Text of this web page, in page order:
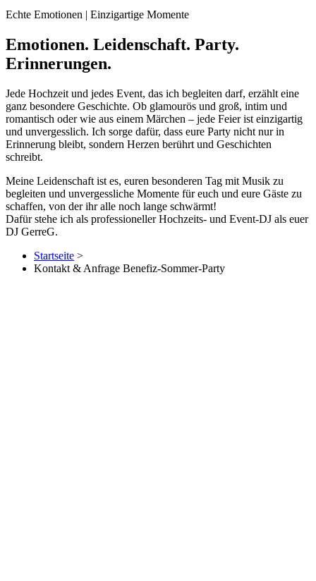
Echte Emotionen | Einzigartige Momente
Emotionen. Leidenschaft. Party.
Erinnerungen.
Jede Hochzeit und jedes Event, das ich begleiten darf, erzählt eine
ganz besondere Geschichte. Ob glamourös und groß, intim und
romantisch oder wie aus einem Märchen – jede Feier ist einzigartig
und unvergesslich. Ich sorge dafür, dass eure Party nicht nur in
Erinnerung bleibt, sondern Herzen berührt und Geschichten
schreibt.
Meine Leidenschaft ist es, euren besonderen Tag mit Musik zu
begleiten und unvergessliche Momente für euch und eure Gäste zu
schaffen, von der ihr alle noch lange schwärmt!
Dafür stehe ich als professioneller Hochzeits- und Event-DJ als euer
DJ GerreG.
Startseite >
Kontakt & Anfrage Benefiz-Sommer-Party